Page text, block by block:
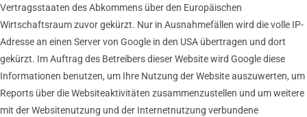
Vertragsstaaten des Abkommens über den Europäischen
Wirtschaftsraum zuvor gekürzt. Nur in Ausnahmefällen wird die volle IP-
Adresse an einen Server von Google in den USA übertragen und dort
gekürzt. Im Auftrag des Betreibers dieser Website wird Google diese
Informationen benutzen, um Ihre Nutzung der Website auszuwerten, um
Reports über die Websiteaktivitäten zusammenzustellen und um weitere
mit der Websitenutzung und der Internetnutzung verbundene